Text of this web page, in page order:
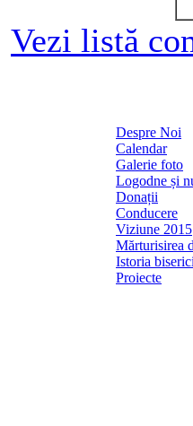
Vezi listă
Despre Noi
Calendar
Galerie foto
Logodne și
Donații
Conducere
Viziune 2015
Mărturisirea
Istoria
Proiecte